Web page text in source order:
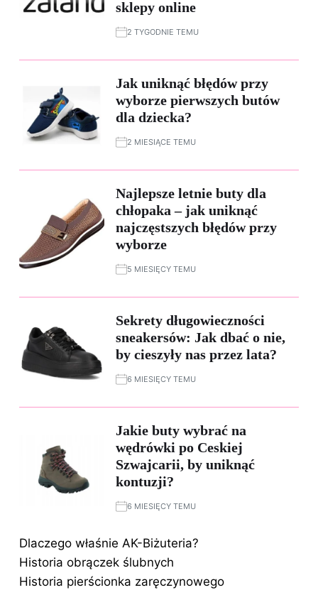
sklepy online
2 TYGODNIE TEMU
Jak uniknąć błędów przy
wyborze pierwszych butów
dla dziecka?
2 MIESIĄCE TEMU
Najlepsze letnie buty dla
chłopaka – jak uniknąć
najczęstszych błędów przy
wyborze
5 MIESIĘCY TEMU
Sekrety długowieczności
sneakersów: Jak dbać o nie,
by cieszyły nas przez lata?
6 MIESIĘCY TEMU
Jakie buty wybrać na
wędrówki po Ceskiej
Szwajcarii, by uniknąć
kontuzji?
6 MIESIĘCY TEMU
Dlaczego właśnie AK-Biżuteria?
Historia obrączek ślubnych
Historia pierścionka zaręczynowego